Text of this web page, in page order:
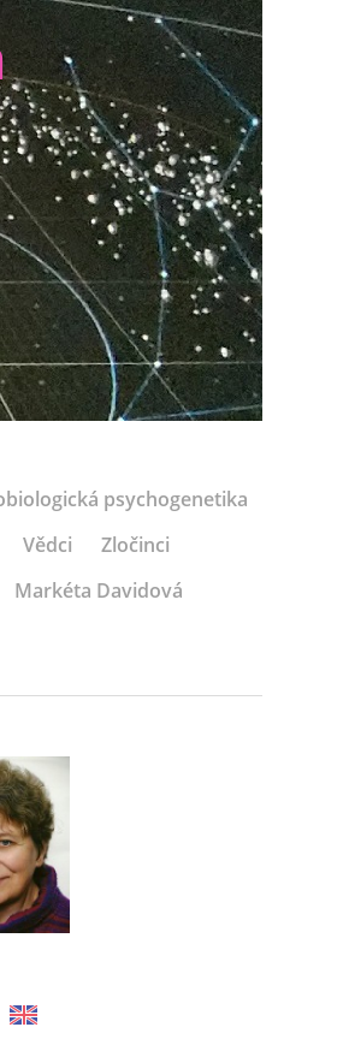
psychogenetika
Vědci
Zločinci
Markéta Davidová